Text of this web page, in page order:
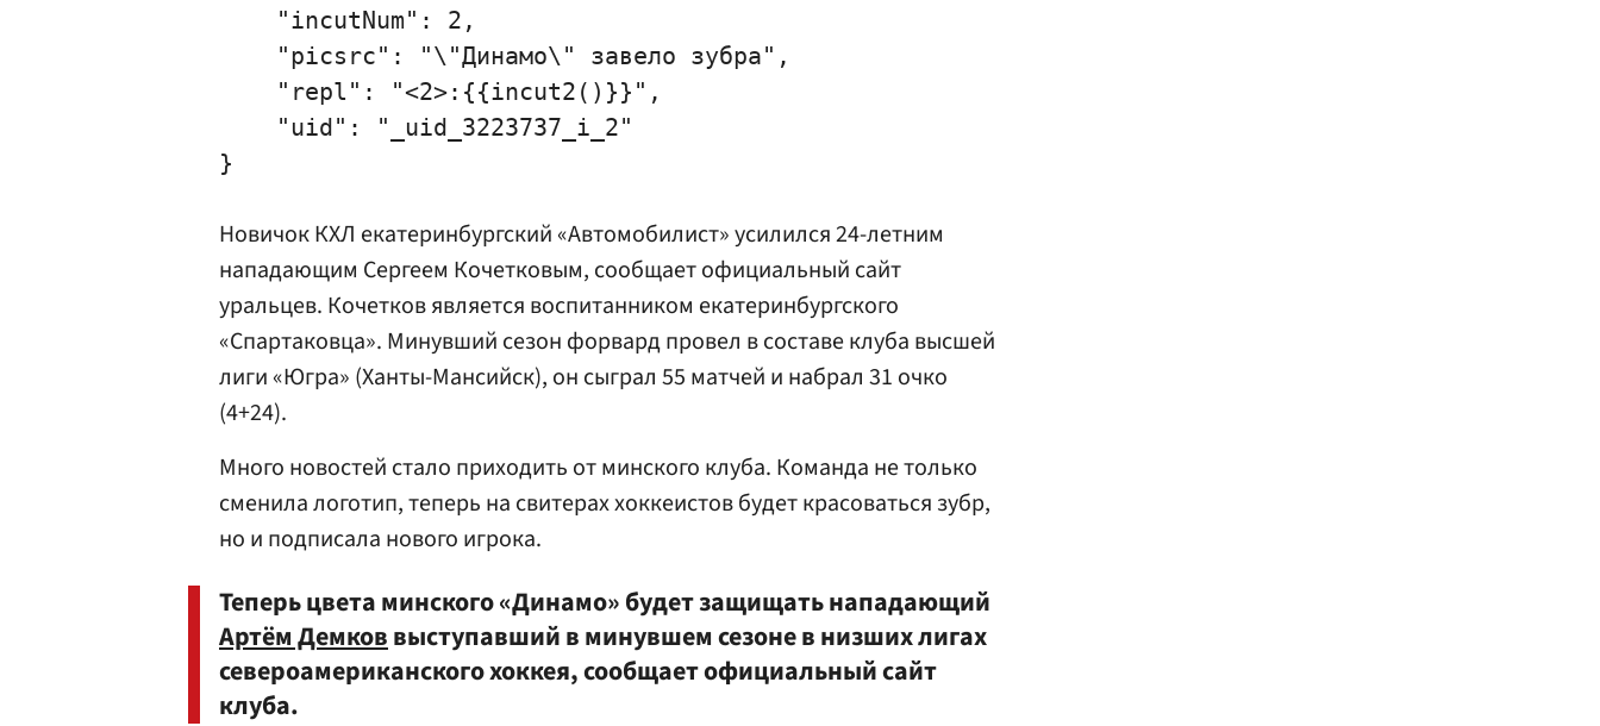
    "incutNum": 2,
    "picsrc": "\"Динамо\" завело зубра",
    "repl": "<2>:{{incut2()}}",
    "uid": "_uid_3223737_i_2"
Новичок КХЛ екатеринбургский «Автомобилист» усилился 24-летним
нападающим Сергеем Кочетковым, сообщает официальный сайт
уральцев. Кочетков является воспитанником екатеринбургского
«Спартаковца». Минувший сезон форвард провел в составе клуба высшей
лиги «Югра» (Ханты-Мансийск), он сыграл 55 матчей и набрал 31 очко
(4+24).
Много новостей стало приходить от минского клуба. Команда не только
сменила логотип, теперь на свитерах хоккеистов будет красоваться зубр,
но и подписала нового игрока.
Теперь цвета минского «Динамо» будет защищать нападающий
Артём Демковвыступавший в минувшем сезоне в низших лигах
североамериканского хоккея, сообщает официальный сайт
клуба.